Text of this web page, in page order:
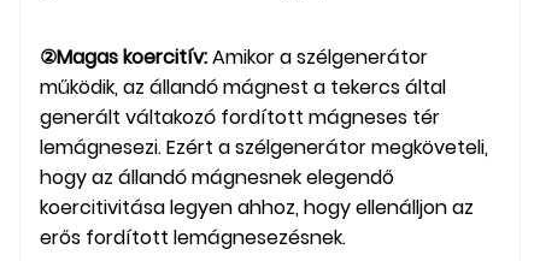
②Magas koercitív:Amikor a szélgenerátor
működik, az állandó mágnest a tekercs által
generált váltakozó fordított mágneses tér
lemágnesezi. Ezért a szélgenerátor megköveteli,
hogy az állandó mágnesnek elegendő
koercitivitása legyen ahhoz, hogy ellenálljon az
erős fordított lemágnesezésnek.